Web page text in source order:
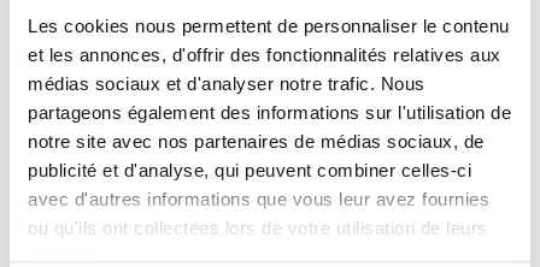
Les cookies nous permettent de personnaliser le contenu
et les annonces, d'offrir des fonctionnalités relatives aux
médias sociaux et d'analyser notre trafic. Nous
partageons également des informations sur l'utilisation de
notre site avec nos partenaires de médias sociaux, de
publicité et d'analyse, qui peuvent combiner celles-ci
avec d'autres informations que vous leur avez fournies
ou qu'ils ont collectées lors de votre utilisation de leurs
services.